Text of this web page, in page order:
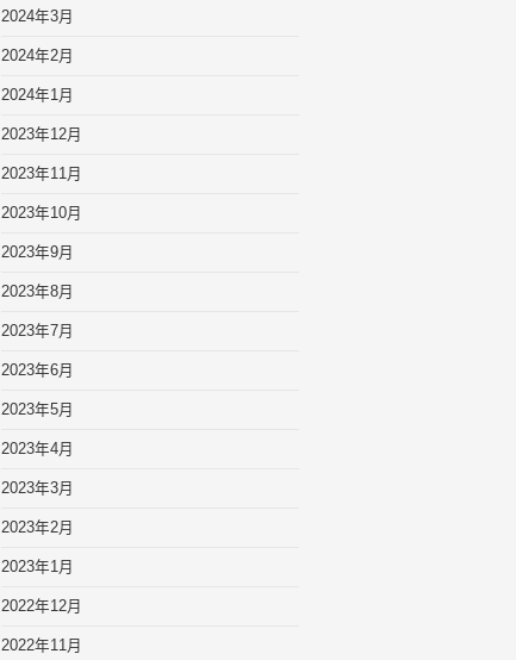
2024年3月
2024年2月
2024年1月
2023年12月
2023年11月
2023年10月
2023年9月
2023年8月
2023年7月
2023年6月
2023年5月
2023年4月
2023年3月
2023年2月
2023年1月
2022年12月
2022年11月